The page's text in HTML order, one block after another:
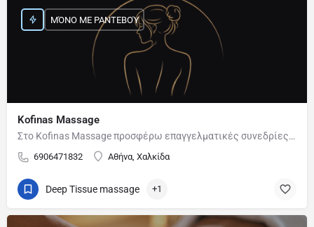
Kofinas Massage
Στο Kofinas Massage προσφέρω επαγγελματικές συνεδρίες μασάζ με στόχο τη χαλάρωση, την αποφόρτιση από την…
6906471832 Αθήνα, Χαλκίδα
ΜΌΝΟ ΜΕ ΡΑΝΤΕΒΟΎ
Deep Tissue massage +1